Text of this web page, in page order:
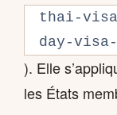
thai-
day-
). Elle
les États